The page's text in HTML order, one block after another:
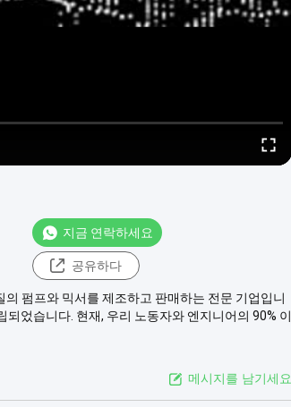
지금 연락하세요
공유하다
펌프와 믹서를 제조하고 판매하는 전문 기업입니
었습니다. 현재, 우리 노동자와 엔지니어의 90% 이
메시지를 남기세요